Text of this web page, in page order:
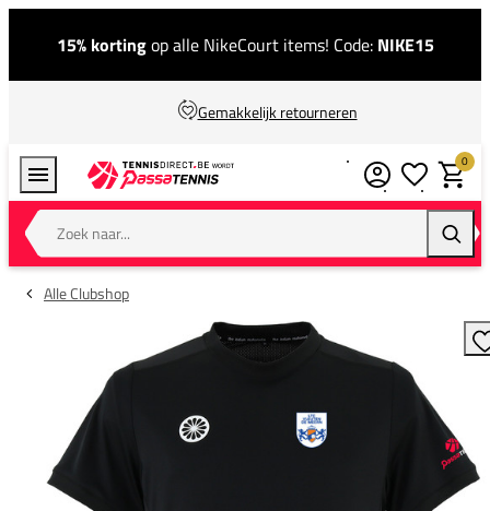
15% kortingop alle NikeCourt items! Code: NIKE15
Gemakkelijk retourneren
Zoek naar...
0
Alle Clubshop